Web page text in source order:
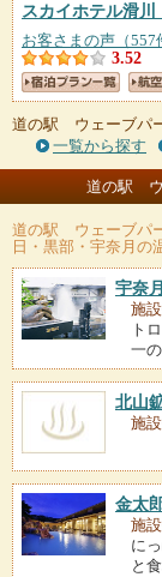
スカイホテル滑川
お客さまの声（557
3.52
道の駅 ウェーブパ
一覧から探す
道の駅 ウ
道の駅 ウェーブパ
日・黒部・宇奈月の
宇奈
施
ト
一
北山
施
金太
施
に
と